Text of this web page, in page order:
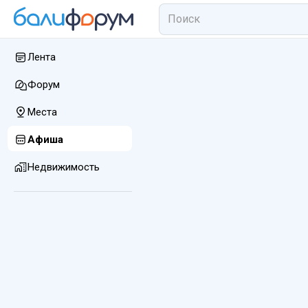
Лента
Форум
Места
Афиша
Недвижимость